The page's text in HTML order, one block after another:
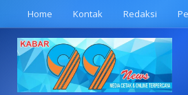
content
Home Kontak Redaksi